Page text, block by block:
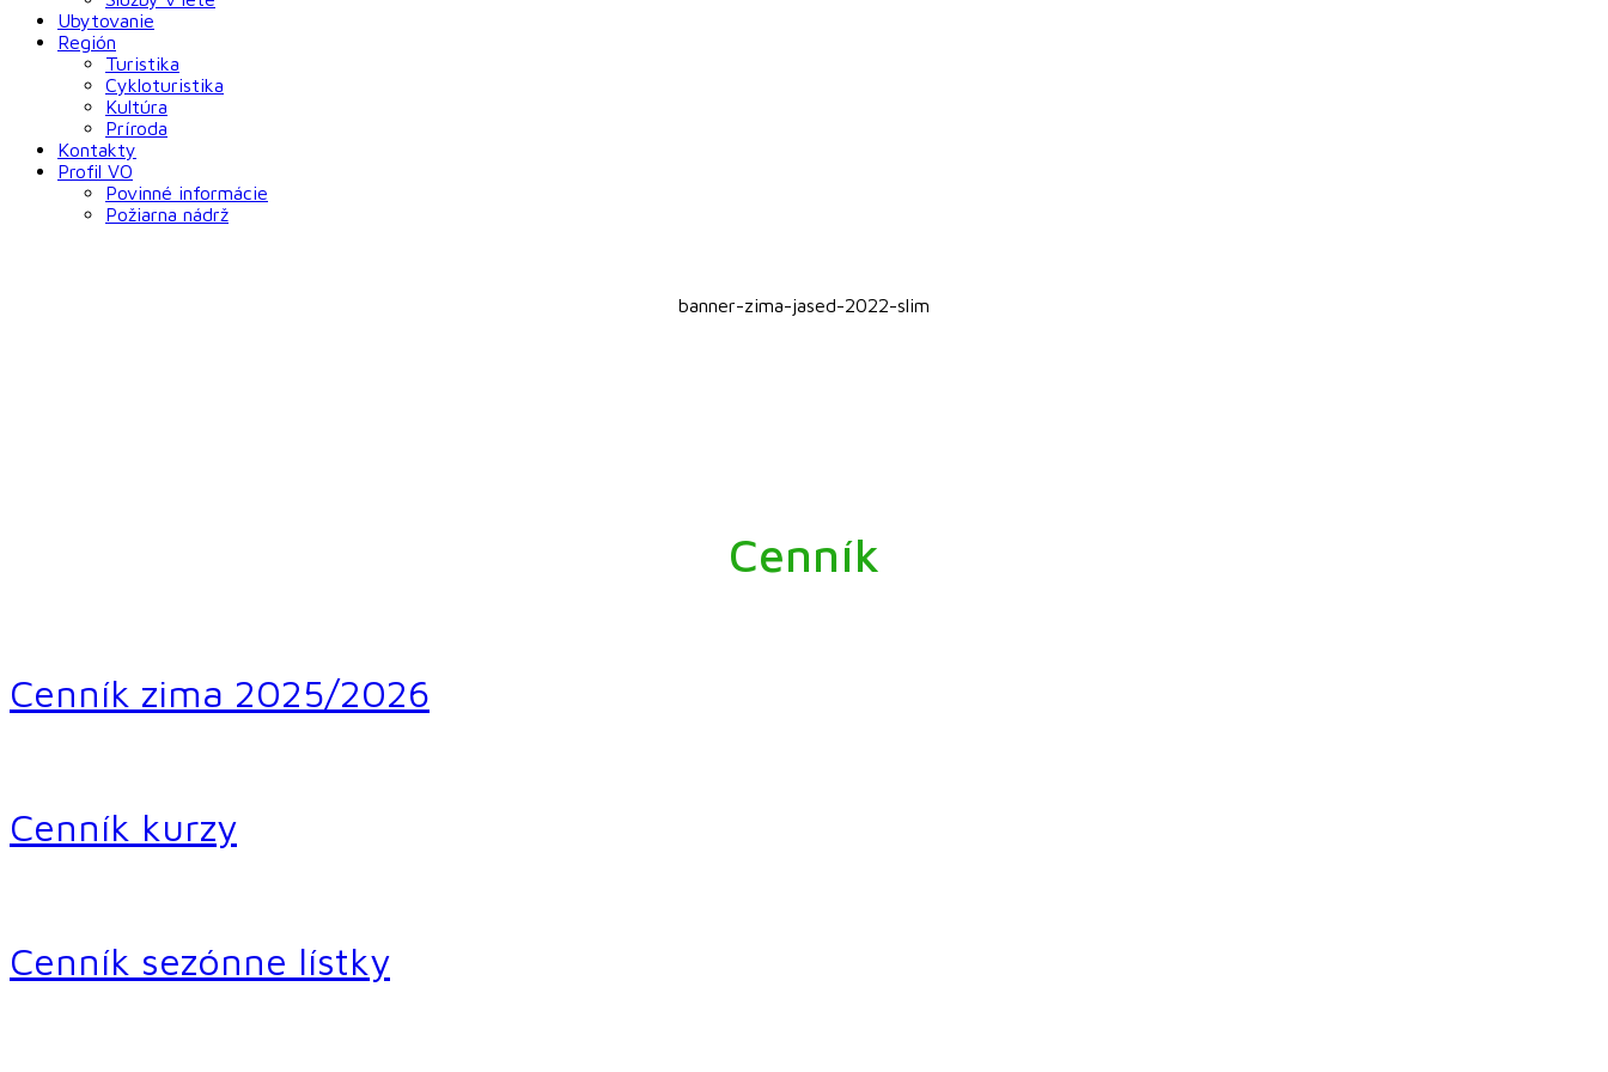
Ubytovanie
Región
Turistika
Cykloturistika
Kultúra
Príroda
Kontakty
Profil VO
Povinné informácie
Požiarna nádrž
banner-zima-jased-2022-slim
Cenník
Cenník zima 2025/2026
Cenník kurzy
Cenník sezónne lístky